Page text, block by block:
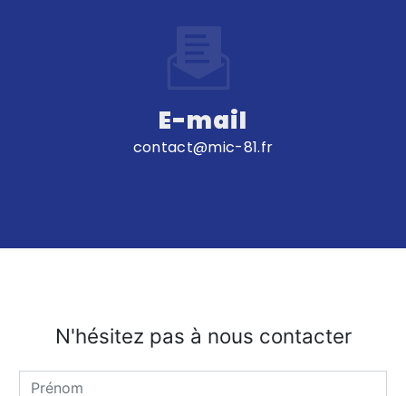
E-mail
contact@mic-81.fr
N'hésitez pas à nous contacter